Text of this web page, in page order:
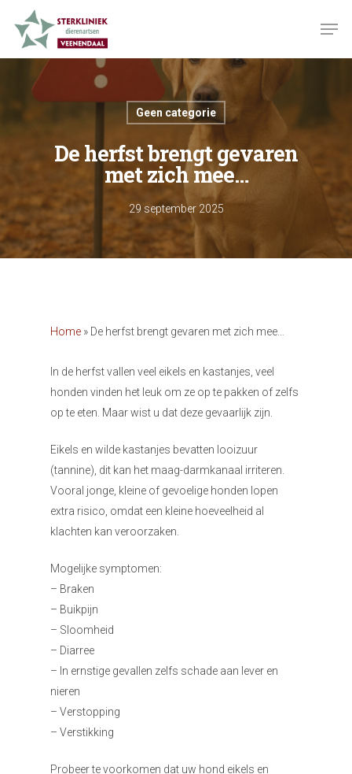
main
Geen categorie
De herfst brengt gevaren
met zich mee…
29 september 2025
Home » De herfst brengt gevaren met zich mee…
In de herfst vallen veel eikels en kastanjes, veel
honden vinden het leuk om ze op te pakken of zelfs
op te eten. Maar wist u dat deze gevaarlijk zijn.
Eikels en wilde kastanjes bevatten looizuur
(tannine), dit kan het maag-darmkanaal irriteren.
Vooral jonge, kleine of gevoelige honden lopen
extra risico, omdat een kleine hoeveelheid al
klachten kan veroorzaken.
Mogelijke symptomen:
– Braken
– Buikpijn
– Sloomheid
– Diarree
– In ernstige gevallen zelfs schade aan lever en
nieren
– Verstopping
– Verstikking
Probeer te voorkomen dat uw hond eikels en